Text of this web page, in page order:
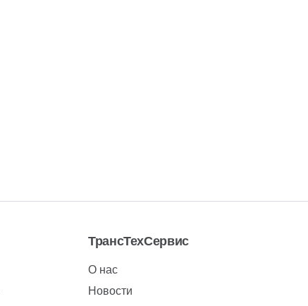
ТрансТехСервис
О нас
Новости